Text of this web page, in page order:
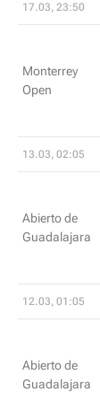
17.03, 23:50
Monterrey
Open
13.03, 02:05
Abierto de
Guadalajara
12.03, 01:05
Abierto de
Guadalajara